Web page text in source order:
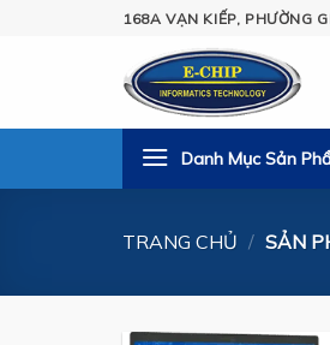
168A VẠN KIẾP, PHƯỜNG
Danh Mục Sản
TRANG CHỦ / SẢN